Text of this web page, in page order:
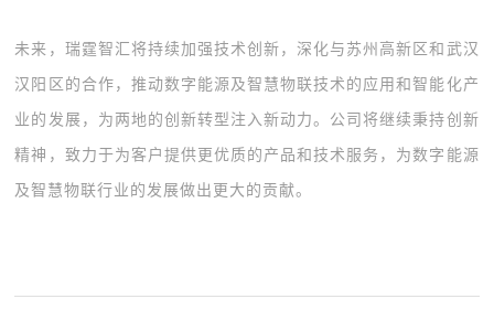
未来，瑞霆智汇将持续加强技术创新，深化与苏州高新区和武汉
汉阳区的合作，推动数字能源及智慧物联技术的应用和智能化产
业的发展，为两地的创新转型注入新动力。公司将继续秉持创新
精神，致力于为客户提供更优质的产品和技术服务，为数字能源
及智慧物联行业的发展做出更大的贡献。